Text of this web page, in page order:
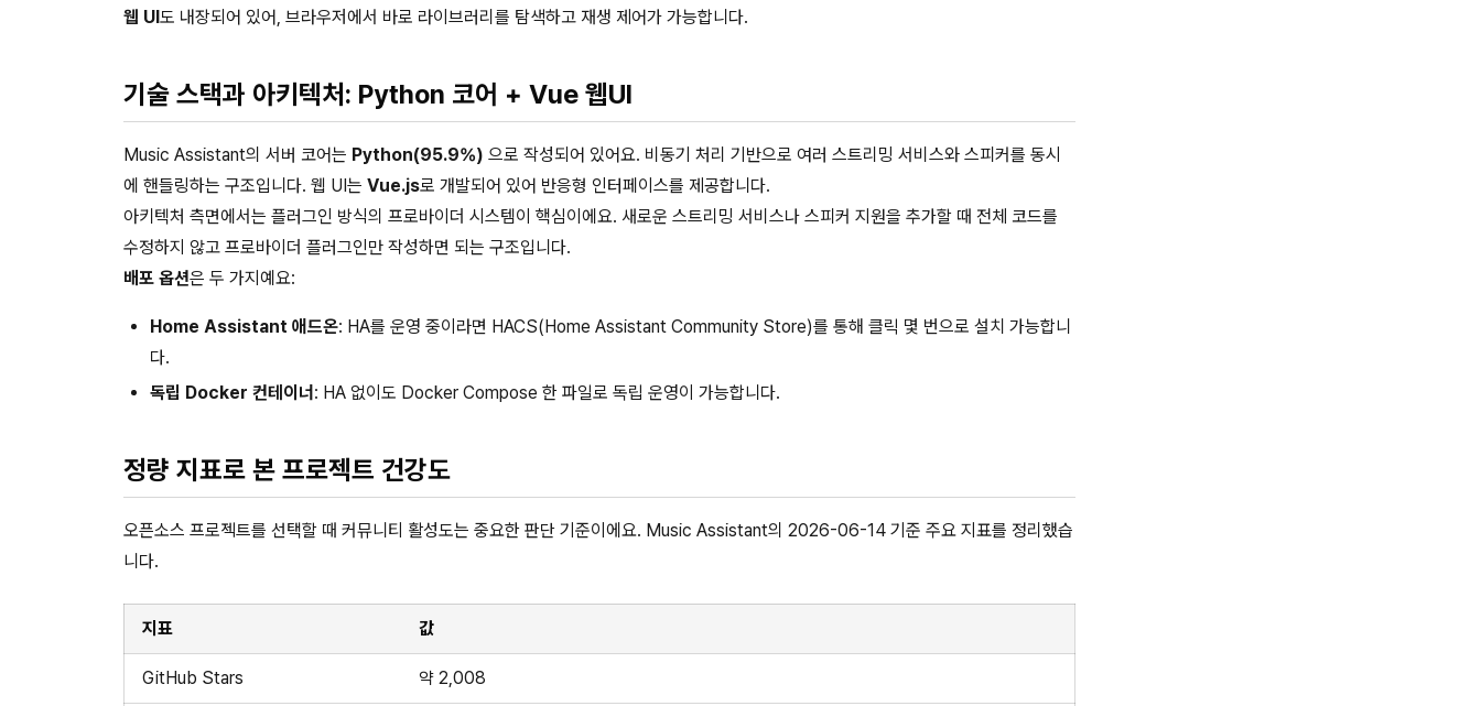
웹 UI 도 내장되어 있어, 브라우저에서 바로 라이브러리를 탐색하고 재생 제어가 가능합니다.
기술 스택과 아키텍처: Python 코어 + Vue 웹UI
Music Assistant의 서버 코어는 Python(95.9%) 으로 작성되어 있어요. 비동기 처리 기반으로 여러 스트리밍 서비스와 스피커를 동시
에 핸들링하는 구조입니다. 웹 UI는 Vue.js로 개발되어 있어 반응형 인터페이스를 제공합니다.
아키텍처 측면에서는 플러그인 방식의 프로바이더 시스템이 핵심이에요. 새로운 스트리밍 서비스나 스피커 지원을 추가할 때 전체 코드를
수정하지 않고 프로바이더 플러그인만 작성하면 되는 구조입니다.
배포 옵션은 두 가지예요:
Home Assistant 애드온: HA를 운영 중이라면 HACS(Home Assistant Community Store)를 통해 클릭 몇 번으로 설치 가능합니
다.
독립 Docker 컨테이너 : HA 없이도 Docker Compose 한 파일로 독립 운영이 가능합니다.
정량 지표로 본 프로젝트 건강도
오픈소스 프로젝트를 선택할 때 커뮤니티 활성도는 중요한 판단 기준이에요. Music Assistant의 2026-06-14 기준 주요 지표를 정리했습
니다.
지표 값
GitHub Stars 약 2,008